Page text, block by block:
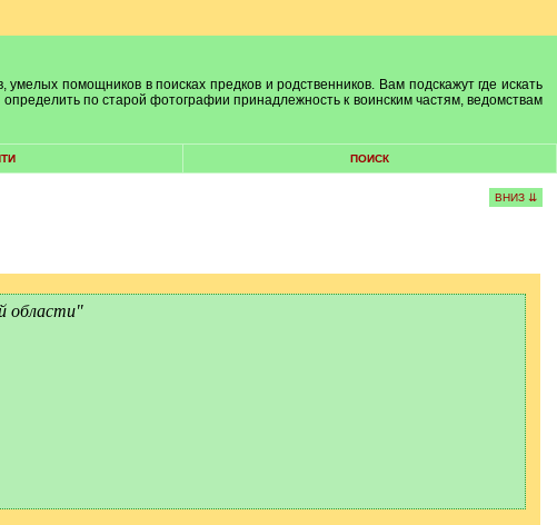
помощников в поисках предков и родственников. Вам подскажут где искать
по старой фотографии принадлежность к воинским частям, ведомствам
ПОИСК
ВНИЗ ⇊
области"